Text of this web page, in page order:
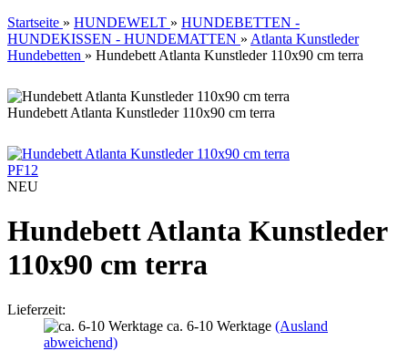
Startseite » HUNDEWELT » HUNDEBETTEN -
HUNDEKISSEN - HUNDEMATTEN » Atlanta Kunstleder
Hundebetten » Hundebett Atlanta Kunstleder 110x90 cm terra
Hundebett Atlanta Kunstleder 110x90 cm terra
PF12
NEU
Hundebett Atlanta Kunstleder
110x90 cm terra
Lieferzeit:
ca. 6-10 Werktage (Ausland
abweichend)